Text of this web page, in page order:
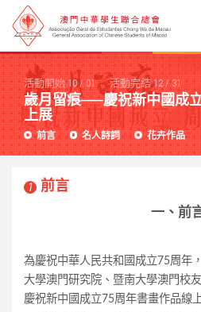
活動開始 10/01 活動完結 12/31
歲月留痕──慶祝新中國成
上展
前言 名人詩詞 花卉作品
1 前言
一、前
為慶祝中華人民共和國成立75周年
大學澳門研究院、暨南大學澳門校
慶祝新中國成立75周年書畫作品線